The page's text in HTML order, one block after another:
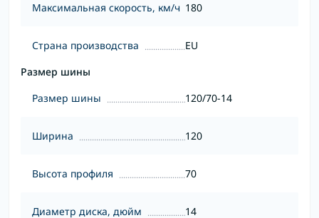
Максимальная скорость, км/ч 180
Страна производства
EU
Размер шины
Размер шины
120/70-14
Ширина 120
Высота профиля 70
Диаметр диска, дюйм 14